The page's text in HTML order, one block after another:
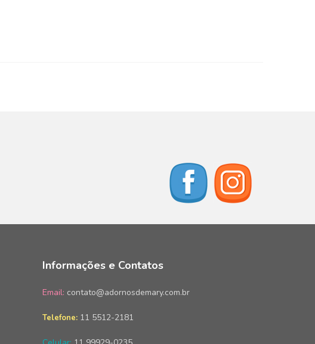
Informações e Contatos
Email: contato@adornosdemary.com.br
Telefone: 11 5512-2181